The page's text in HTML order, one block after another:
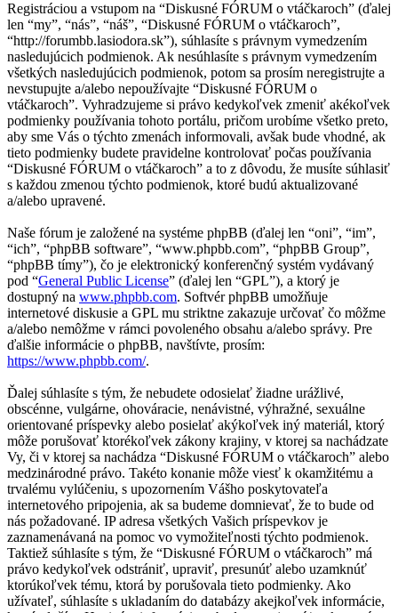
Registráciou a vstupom na “Diskusné FÓRUM o vtáčkaroch” (ďalej
len “my”, “nás”, “náš”, “Diskusné FÓRUM o vtáčkaroch”,
“http://forumbb.lasiodora.sk”), súhlasíte s právnym vymedzením
nasledujúcich podmienok. Ak nesúhlasíte s právnym vymedzením
všetkých nasledujúcich podmienok, potom sa prosím neregistrujte a
nevstupujte a/alebo nepoužívajte “Diskusné FÓRUM o
vtáčkaroch”. Vyhradzujeme si právo kedykoľvek zmeniť akékoľvek
podmienky používania tohoto portálu, pričom urobíme všetko preto,
aby sme Vás o týchto zmenách informovali, avšak bude vhodné, ak
tieto podmienky budete pravidelne kontrolovať počas používania
“Diskusné FÓRUM o vtáčkaroch” a to z dôvodu, že musíte súhlasiť
s každou zmenou týchto podmienok, ktoré budú aktualizované
a/alebo upravené.
Naše fórum je založené na systéme phpBB (ďalej len “oni”, “im”,
“ich”, “phpBB software”, “www.phpbb.com”, “phpBB Group”,
“phpBB tímy”), čo je elektronický konferenčný systém vydávaný
pod “General Public License” (ďalej len “GPL”), a ktorý je
dostupný na www.phpbb.com. Softvér phpBB umožňuje
internetové diskusie a GPL mu striktne zakazuje určovať čo môžme
a/alebo nemôžme v rámci povoleného obsahu a/alebo správy. Pre
ďalšie informácie o phpBB, navštívte, prosím:
https://www.phpbb.com/.
Ďalej súhlasíte s tým, že nebudete odosielať žiadne urážlivé,
obscénne, vulgárne, ohováracie, nenávistné, výhražné, sexuálne
orientované príspevky alebo posielať akýkoľvek iný materiál, ktorý
môže porušovať ktorékoľvek zákony krajiny, v ktorej sa nachádzate
Vy, či v ktorej sa nachádza “Diskusné FÓRUM o vtáčkaroch” alebo
medzinárodné právo. Takéto konanie môže viesť k okamžitému a
trvalému vylúčeniu, s upozornením Vášho poskytovateľa
internetového pripojenia, ak sa budeme domnievať, že to bude od
nás požadované. IP adresa všetkých Vašich príspevkov je
zaznamenávaná na pomoc vo vymožiteľnosti týchto podmienok.
Taktiež súhlasíte s tým, že “Diskusné FÓRUM o vtáčkaroch” má
právo kedykoľvek odstrániť, upraviť, presunúť alebo uzamknúť
ktorúkoľvek tému, ktorá by porušovala tieto podmienky. Ako
užívateľ, súhlasíte s ukladaním do databázy akejkoľvek informácie,